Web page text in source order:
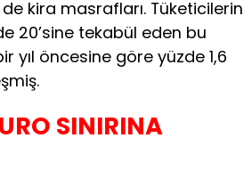
kira masrafları. Tüketicilerin
20’sine tekabül eden bu
yıl öncesine göre yüzde 1,6
SINIRINA